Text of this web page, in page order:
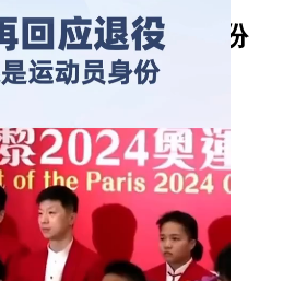
现在还是运动员身份